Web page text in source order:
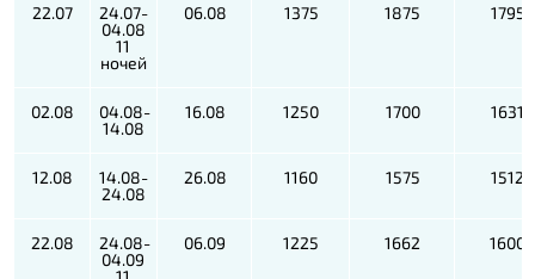
22.07
24.07-
04.08
11
ночей
06.08 1375 1875 1795
02.08
04.08-
14.08
16.08 1250 1700 1631
12.08
14.08-
24.08
26.08 1160 1575 1512
22.08
24.08-
04.09
06.09 1225 1662 1600